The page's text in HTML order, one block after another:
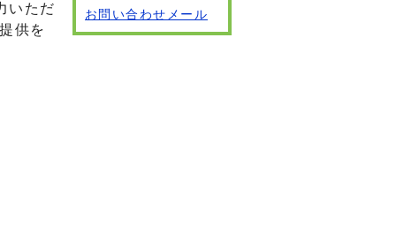
いただ
供を
お問い合わせメール